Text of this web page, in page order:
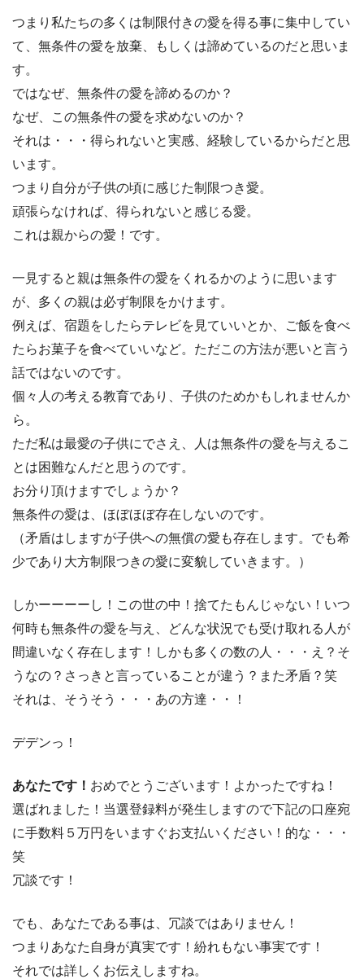
つまり私たちの多くは制限付きの愛を得る事に集中してい
て、無条件の愛を放棄、もしくは諦めているのだと思いま
す。
ではなぜ、無条件の愛を諦めるのか？
なぜ、この無条件の愛を求めないのか？
それは・・・得られないと実感、経験しているからだと思
います。
つまり自分が子供の頃に感じた制限つき愛。
頑張らなければ、得られないと感じる愛。
これは親からの愛！です。
一見すると親は無条件の愛をくれるかのように思います
が、多くの親は必ず制限をかけます。
例えば、宿題をしたらテレビを見ていいとか、ご飯を食べ
たらお菓子を食べていいなど。ただこの方法が悪いと言う
話ではないのです。
個々人の考える教育であり、子供のためかもしれませんか
ら。
ただ私は最愛の子供にでさえ、人は無条件の愛を与えるこ
とは困難なんだと思うのです。
お分り頂けますでしょうか？
無条件の愛は、ほぼほぼ存在しないのです。
（矛盾はしますが子供への無償の愛も存在します。でも希
少であり大方制限つきの愛に変貌していきます。）
しかーーーーし！この世の中！捨てたもんじゃない！いつ
何時も無条件の愛を与え、どんな状況でも受け取れる人が
間違いなく存在します！しかも多くの数の人・・・え？そ
うなの？さっきと言っていることが違う？また矛盾？笑
それは、そうそう・・・あの方達・・！
デデンっ！
あなたです！ おめでとうございます！よかったですね！
選ばれました！当選登録料が発生しますので下記の口座宛
に手数料５万円をいますぐお支払いください！的な・・・
笑
冗談です！
でも、あなたである事は、冗談ではありません！
つまりあなた自身が真実です！紛れもない事実です！
それでは詳しくお伝えしますね。